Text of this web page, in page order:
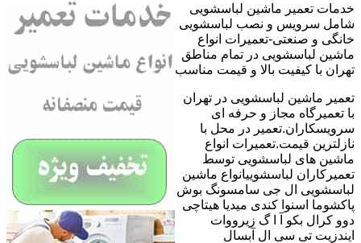
خدمات تعمیر ماشین لباسشویی
شامل سرویس و نصب لباسشویی
خانگی و صنعتی-تعمیرات انواع
ماشین لباسشویی در تمام مناطق
تهران با کیفیت بالا و قیمت مناسب
تعمیر ماشین لباسشویی در تهران
با تعمیرگاه مجاز و حرفه ای
سرویسکاران.تعمیر در محل با
نازلترین قیمت.تعمیرات انواع
ماشین های لباسشویی توسط
تعمیرکاران لباسشوییانواع ماشین
لباسشویی ال جی سامسونگ بوش
پاکشوما اسنوا کندی میدیا هیتاچی
دوو کرال بکو آ ا گ زیرووات
ایندزیت تی سی ال آبسال